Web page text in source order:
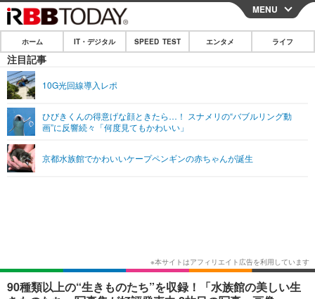
CLOSE
ホーム
IT・デジタル
ネタ
ショッピング その他
SPEED TEST
エンタメ
エンタメTOP 映画・ドラマ
ショッピング その他
ライフ
MENU
ホーム IT・デジタル SPEED TEST エンタメ ライフ
注目記事
10G光回線導入レポ
ひびきくんの得意げな顔ときたら…！ スナメリの“バブルリング動
画”に反響続々「何度見てもかわいい」
京都水族館でかわいいケープペンギンの赤ちゃんが誕生
90種類以上の“生きものたち”を収録！「水族館の美しい生